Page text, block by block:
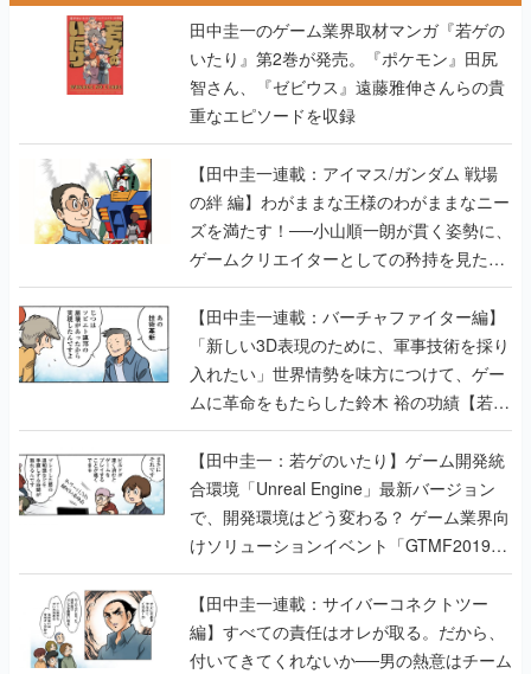
田中圭一のゲーム業界取材マンガ『若ゲの
いたり』第2巻が発売。『ポケモン』田尻
智さん、『ゼビウス』遠藤雅伸さんらの貴
重なエピソードを収録
【田中圭一連載：アイマス/ガンダム 戦場
の絆 編】わがままな王様のわがままなニー
ズを満たす！──小山順一朗が貫く姿勢に、
ゲームクリエイターとしての矜持を見た
【若ゲのいたり最終回】
【田中圭一連載：バーチャファイター編】
「新しい3D表現のために、軍事技術を採り
入れたい」世界情勢を味方につけて、ゲー
ムに革命をもたらした鈴木 裕の功績【若ゲ
のいたり】
【田中圭一：若ゲのいたり】ゲーム開発統
合環境「Unreal Engine」最新バージョン
で、開発環境はどう変わる？ ゲーム業界向
けソリューションイベント「GTMF2019」
に行って、より理解を深めよう【PR】
【田中圭一連載：サイバーコネクトツー
編】すべての責任はオレが取る。だから、
付いてきてくれないか──男の熱意はチーム